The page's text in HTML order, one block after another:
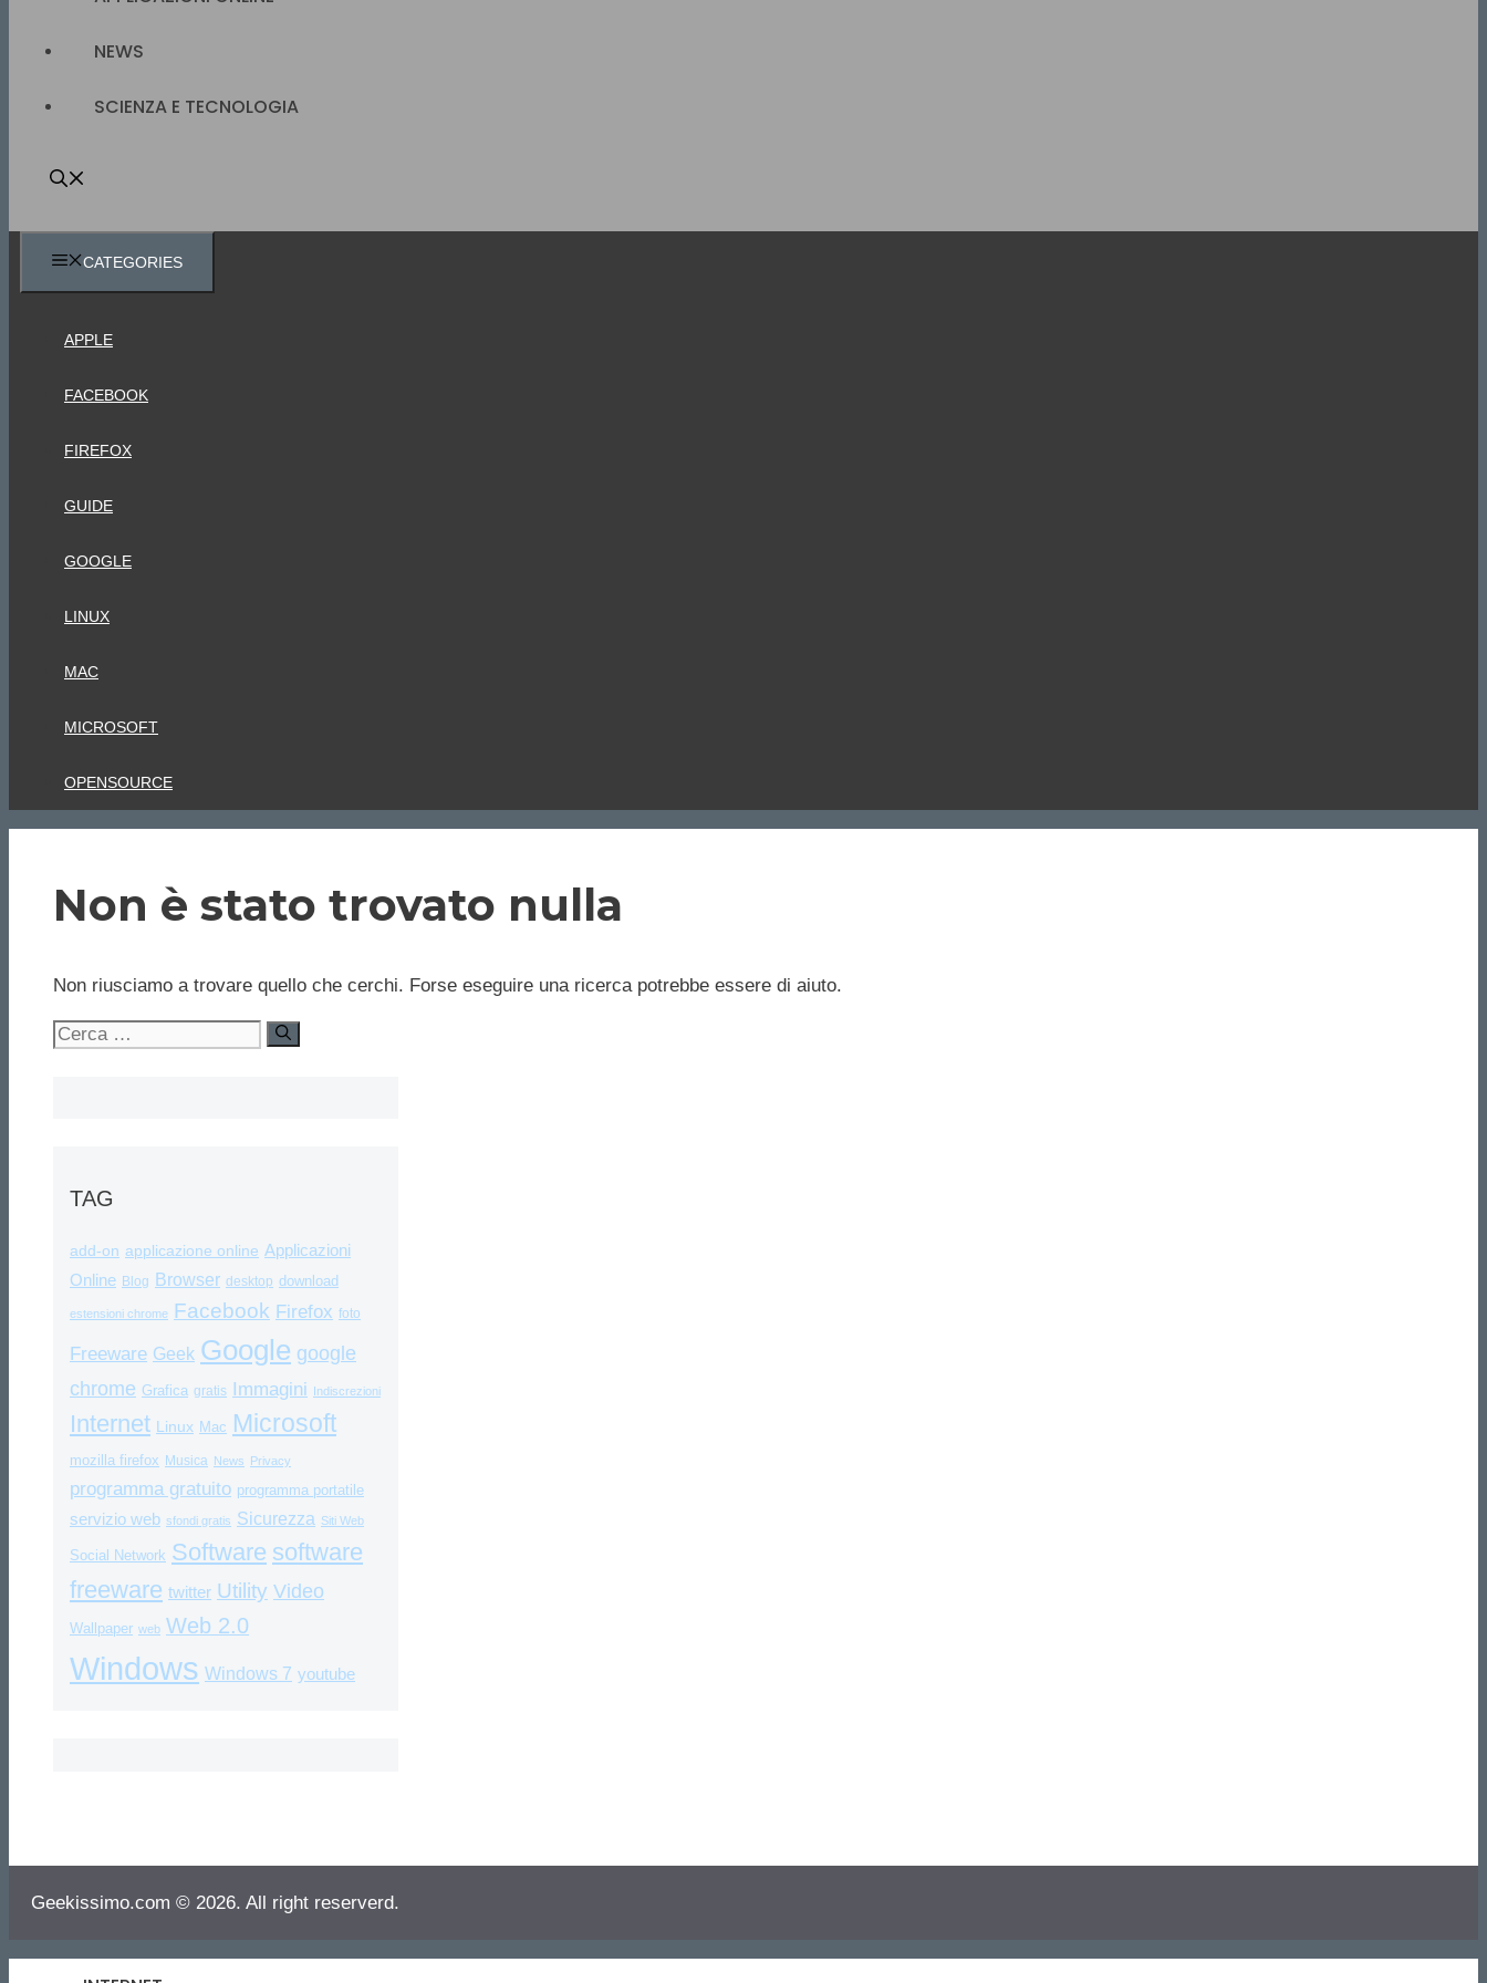
NEWS
SCIENZA E TECNOLOGIA
CATEGORIES
APPLE
FACEBOOK
FIREFOX
GUIDE
GOOGLE
LINUX
MAC
MICROSOFT
OPENSOURCE
Non è stato trovato nulla
Non riusciamo a trovare quello che cerchi. Forse eseguire una ricerca potrebbe essere di aiuto.
Ricerca
TAG
add-on applicazione online Applicazioni
Online Blog Browser desktop download
estensioni chrome Facebook Firefox foto
Freeware Geek Google google
chrome Grafica gratis Immagini Indiscrezioni
Internet Linux Mac Microsoft
mozilla firefox Musica News Privacy
programma gratuito programma portatile
servizio web sfondi gratis Sicurezza Siti Web
Social Network Software software
freeware twitter Utility Video
Wallpaper web Web 2.0
Windows Windows 7 youtube
Geekissimo.com © 2026. All right reserverd.